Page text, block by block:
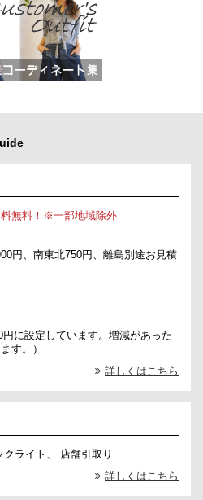
無料！※一部地域除外
円、南東北750円、離島別途お見積
に設定しています。増減があった
す。）
詳しくはこちら
ライト、 店舗引取り
詳しくはこちら